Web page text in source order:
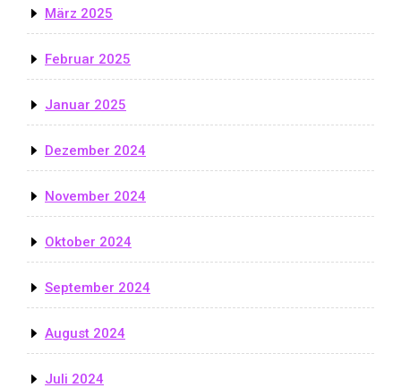
März 2025
Februar 2025
Januar 2025
Dezember 2024
November 2024
Oktober 2024
September 2024
August 2024
Juli 2024